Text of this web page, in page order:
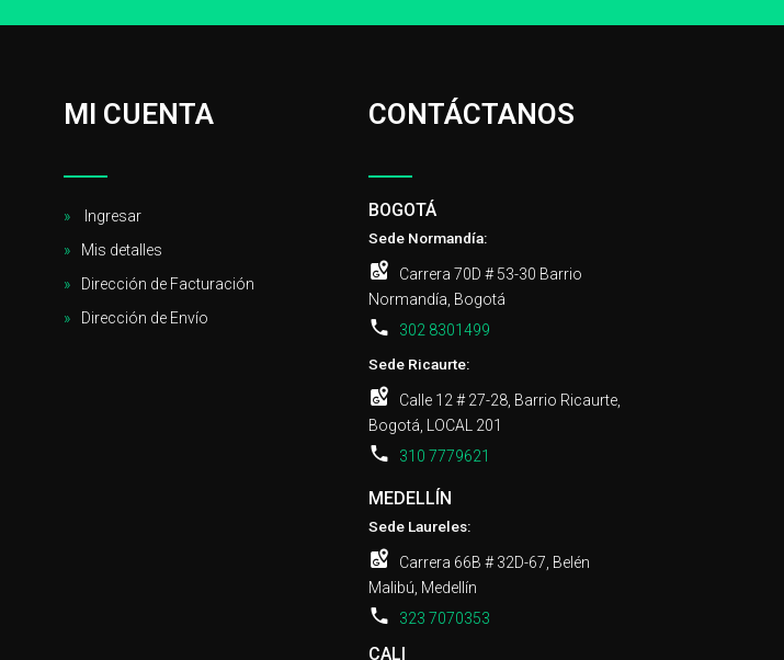
MI CUENTA
Ingresar
Mis detalles
Dirección de Facturación
Dirección de Envío
CONTÁCTANOS
BOGOTÁ
Sede Normandía:
Carrera 70D # 53-30 Barrio
Normandía, Bogotá
302 8301499
Sede Ricaurte:
Calle 12 # 27-28, Barrio Ricaurte,
Bogotá, LOCAL 201
310 7779621
MEDELLÍN
Sede Laureles:
Carrera 66B # 32D-67, Belén
Malibú, Medellín
323 7070353
CALI